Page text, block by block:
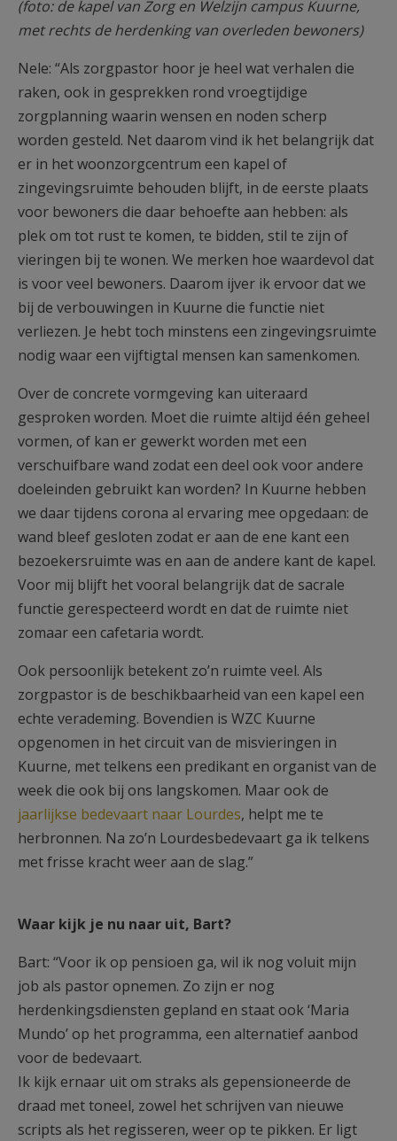
(foto: de kapel van Zorg en Welzijn campus Kuurne,
met rechts de herdenking van overleden bewoners)
Nele: “Als zorgpastor hoor je heel wat verhalen die
raken, ook in gesprekken rond vroegtijdige
zorgplanning waarin wensen en noden scherp
worden gesteld. Net daarom vind ik het belangrijk dat
er in het woonzorgcentrum een kapel of
zingevingsruimte behouden blijft, in de eerste plaats
voor bewoners die daar behoefte aan hebben: als
plek om tot rust te komen, te bidden, stil te zijn of
vieringen bij te wonen. We merken hoe waardevol dat
is voor veel bewoners. Daarom ijver ik ervoor dat we
bij de verbouwingen in Kuurne die functie niet
verliezen. Je hebt toch minstens een zingevingsruimte
nodig waar een vijftigtal mensen kan samenkomen.
Over de concrete vormgeving kan uiteraard
gesproken worden. Moet die ruimte altijd één geheel
vormen, of kan er gewerkt worden met een
verschuifbare wand zodat een deel ook voor andere
doeleinden gebruikt kan worden? In Kuurne hebben
we daar tijdens corona al ervaring mee opgedaan: de
wand bleef gesloten zodat er aan de ene kant een
bezoekersruimte was en aan de andere kant de kapel.
Voor mij blijft het vooral belangrijk dat de sacrale
functie gerespecteerd wordt en dat de ruimte niet
zomaar een cafetaria wordt.
Ook persoonlijk betekent zo’n ruimte veel. Als
zorgpastor is de beschikbaarheid van een kapel een
echte verademing. Bovendien is WZC Kuurne
opgenomen in het circuit van de misvieringen in
Kuurne, met telkens een predikant en organist van de
week die ook bij ons langskomen. Maar ook de
jaarlijkse bedevaart naar Lourdes, helpt me te
herbronnen. Na zo’n Lourdesbedevaart ga ik telkens
met frisse kracht weer aan de slag.”
Waar kijk je nu naar uit, Bart?
Bart: “Voor ik op pensioen ga, wil ik nog voluit mijn
job als pastor opnemen. Zo zijn er nog
herdenkingsdiensten gepland en staat ook ‘Maria
Mundo’ op het programma, een alternatief aanbod
voor de bedevaart.
Ik kijk ernaar uit om straks als gepensioneerde de
draad met toneel, zowel het schrijven van nieuwe
scripts als het regisseren, weer op te pikken. Er ligt